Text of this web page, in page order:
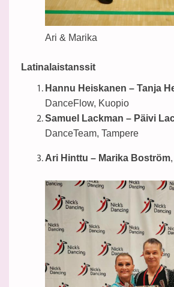
Ari & Marika
Latinalaistanssit
Hannu Heiskanen – Tanja
DanceFlow, Kuopio
Samuel Lackman – Päivi
DanceTeam, Tampere
Ari Hinttu – Marika Boström